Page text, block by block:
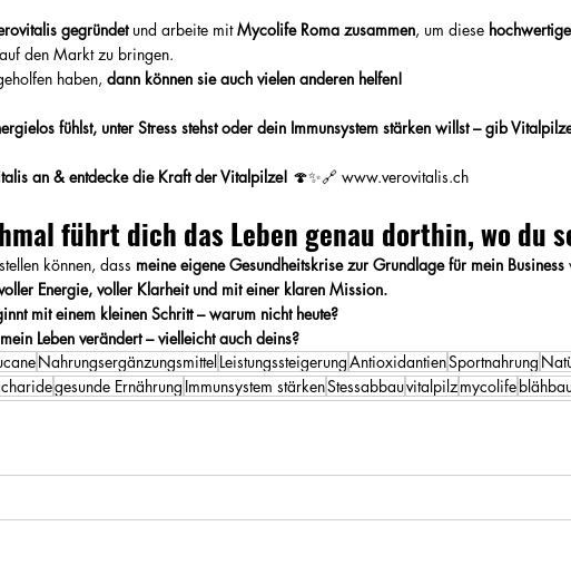
gegründet und arbeite mit Mycolife Roma zusammen, um diese
den Markt zu bringen.
haben, dann können sie auch vielen anderen helfen!
fühlst, unter Stress stehst oder dein Immunsystem stärken willst – gib
an & entdecke die Kraft der Vitalpilze! 🍄✨🔗 www.verovitalis.ch
führt dich das Leben genau dorthin, wo du
können, dass meine eigene Gesundheitskrise zur Grundlage für mein Business
Energie, voller Klarheit und mit einer klaren Mission.
mit einem kleinen Schritt – warum nicht heute?
Leben verändert – vielleicht auch deins?
Nahrungsergänzungsmittel LeistungssteigerungAntioxidantienSportnahrung
gesunde Ernährung Immunsystem stärkenStessabbauvitalpilzmycolife